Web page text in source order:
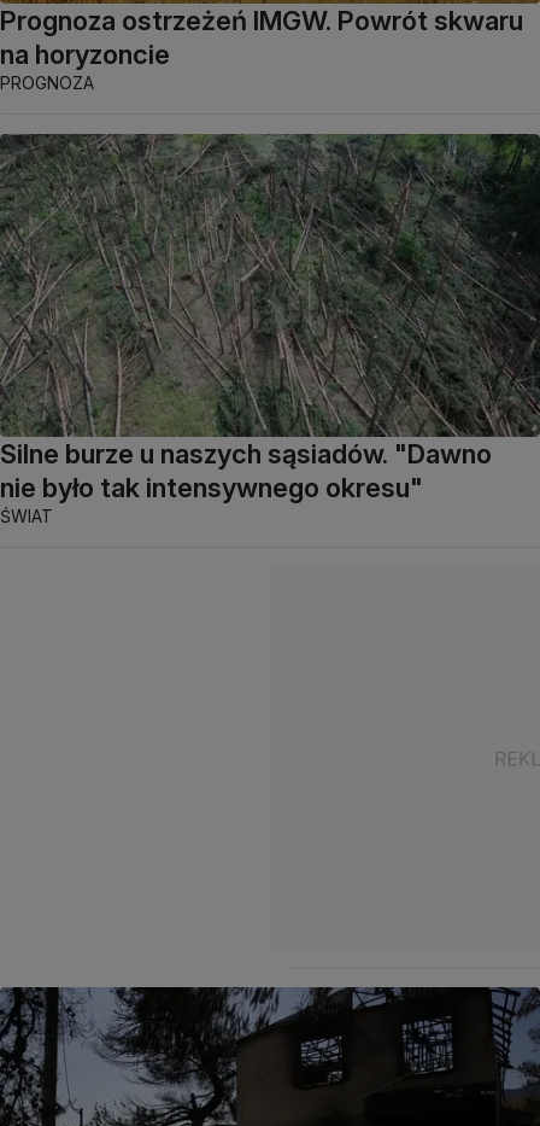
Prognoza ostrzeżeń IMGW. Powrót skwaru
na horyzoncie
PROGNOZA
Silne burze u naszych sąsiadów. "Dawno
nie było tak intensywnego okresu"
ŚWIAT